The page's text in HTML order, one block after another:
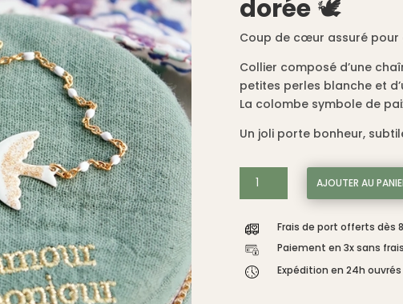
dorée🕊️
Coup de cœur assuré pour
Collier composé d’une
petites perles blanche et
La colombe symbole de
Un joli porte bonheur,
quantité
colombe
blanche,
chaîne
AJOUTER AU
Frais de port offerts dès
Paiement en 3x sans
Expédition en 24h